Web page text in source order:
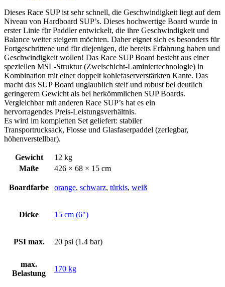
Dieses Race SUP ist sehr schnell, die Geschwindigkeit liegt auf dem
Niveau von Hardboard SUP’s. Dieses hochwertige Board wurde in
erster Linie für Paddler entwickelt, die ihre Geschwindigkeit und
Balance weiter steigern möchten. Daher eignet sich es besonders für
Fortgeschrittene und für diejenigen, die bereits Erfahrung haben und
Geschwindigkeit wollen! Das Race SUP Board besteht aus einer
speziellen MSL-Struktur (Zweischicht-Laminiertechnologie) in
Kombination mit einer doppelt kohlefaserverstärkten Kante. Das
macht das SUP Board unglaublich steif und robust bei deutlich
geringerem Gewicht als bei herkömmlichen SUP Boards.
Vergleichbar mit anderen Race SUP’s hat es ein
hervorragendes Preis-Leistungsverhältnis.
Es wird im kompletten Set geliefert: stabiler
Transportrucksack, Flosse und Glasfaserpaddel (zerlegbar,
höhenverstellbar).
Gewicht
12 kg
Maße
426 × 68 × 15 cm
Boardfarbe orange, schwarz, türkis, weiß
Dicke 15 cm (6")
PSI max. 20 psi (1.4 bar)
max.
Belastung
170 kg